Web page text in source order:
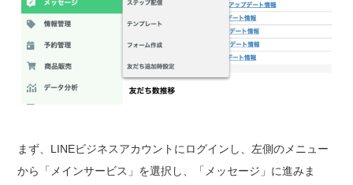
まず、LINEビジネスアカウントにログインし、左側のメニュー
から「メインサービス」を選択し、「メッセージ」に進みま